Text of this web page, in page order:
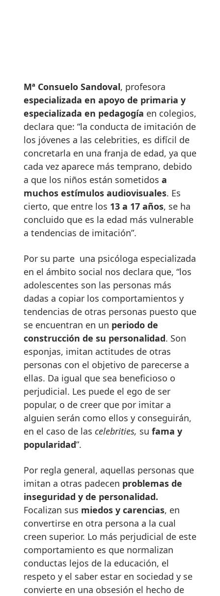
Mª Consuelo Sandoval, profesora
especializada en apoyo de primaria y
especializada en pedagogía en colegios,
declara que: “la conducta de imitación de
los jóvenes a las celebrities, es difícil de
concretarla en una franja de edad, ya que
cada vez aparece más temprano, debido
a que los niños están sometidos a
muchos estímulos audiovisuales. Es
cierto, que entre los 13 a 17 años, se ha
concluido que es la edad más vulnerable
a tendencias de imitación”.
Por su parte una psicóloga especializada
en el ámbito social nos declara que, “los
adolescentes son las personas más
dadas a copiar los comportamientos y
tendencias de otras personas puesto que
se encuentran en un periodo de
construcción de su personalidad. Son
esponjas, imitan actitudes de otras
personas con el objetivo de parecerse a
ellas. Da igual que sea beneficioso o
perjudicial. Les puede el ego de ser
popular, o de creer que por imitar a
alguien serán como ellos y conseguirán,
en el caso de las celebrities, su fama y
popularidad”.
Por regla general, aquellas personas que
imitan a otras padecen problemas de
inseguridad y de personalidad.
Focalizan sus miedos y carencias, en
convertirse en otra persona a la cual
creen superior. Lo más perjudicial de este
comportamiento es que normalizan
conductas lejos de la educación, el
respeto y el saber estar en sociedad y se
convierte en una obsesión el hecho de